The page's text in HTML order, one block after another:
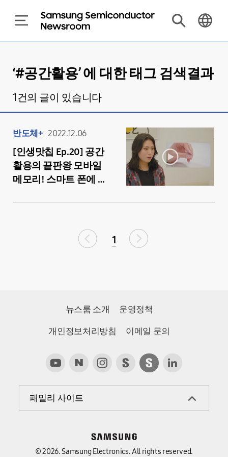
‘#공간활용’ 에 대한 태그 검색결과
1 건의 글이 있습니다
반도체+ 2022.12.06
[인생맛칩 Ep.20] 공간
활용의 끝판왕 모바일
메모리! 스마트 폰에 쏙,
1
뉴스룸 소개 운영정책
개인정보처리방침 이메일 문의
패밀리 사이트
© 2026. Samsung Electronics. All rights reserved.